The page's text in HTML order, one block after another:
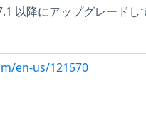
以降にアップグレードし
en-us/121570